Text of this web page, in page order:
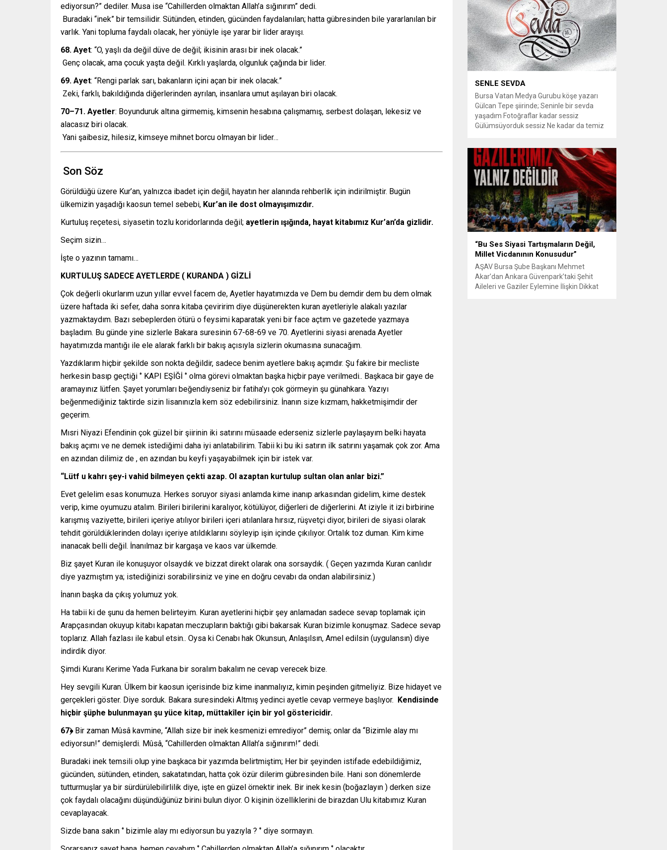
ediyorsun?” dediler. Musa ise “Cahillerden olmaktan Allah’a sığınırım” dedi.
Buradaki “inek” bir temsilidir. Sütünden, etinden, gücünden faydalanılan; hatta gübresinden bile yararlanılan bir
varlık. Yani topluma faydalı olacak, her yönüyle işe yarar bir lider arayışı.
68. Ayet: “O, yaşlı da değil düve de değil; ikisinin arası bir inek olacak.”
Genç olacak, ama çocuk yaşta değil. Kırklı yaşlarda, olgunluk çağında bir lider.
69. Ayet: “Rengi parlak sarı, bakanların içini açan bir inek olacak.”
Zeki, farklı, bakıldığında diğerlerinden ayrılan, insanlara umut aşılayan biri olacak.
70–71. Ayetler: Boyunduruk altına girmemiş, kimsenin hesabına çalışmamış, serbest dolaşan, lekesiz ve
alacasız biri olacak.
Yani şaibesiz, hilesiz, kimseye mihnet borcu olmayan bir lider…
Son Söz
Görüldüğü üzere Kur’an, yalnızca ibadet için değil, hayatın her alanında rehberlik için indirilmiştir. Bugün
ülkemizin yaşadığı kaosun temel sebebi, Kur’an ile dost olmayışımızdır.
Kurtuluş reçetesi, siyasetin tozlu koridorlarında değil; ayetlerin ışığında, hayat kitabımız Kur’an’da gizlidir.
Seçim sizin…
İşte o yazının tamamı…
KURTULUŞ SADECE AYETLERDE ( KURANDA ) GİZLİ
Çok değerli okurlarım uzun yıllar evvel facem de, Ayetler hayatımızda ve Dem bu demdir dem bu dem olmak
üzere haftada iki sefer, daha sonra kitaba çeviririm diye düşünerekten kuran ayetleriyle alakalı yazılar
yazmaktaydım. Bazı sebeplerden ötürü o feysimi kaparatak yeni bir face açtım ve gazetede yazmaya
başladım. Bu günde yine sizlerle Bakara suresinin 67-68-69 ve 70. Ayetlerini siyasi arenada Ayetler
hayatımızda mantığı ile ele alarak farklı bir bakış açısıyla sizlerin okumasına sunacağım.
Yazdıklarım hiçbir şekilde son nokta değildir, sadece benim ayetlere bakış açımdır. Şu fakire bir mecliste
herkesin basıp geçtiği ‘’ KAPI EŞİĞİ ‘’ olma görevi olmaktan başka hiçbir paye verilmedi.. Başkaca bir gaye de
aramayınız lütfen. Şayet yorumları beğendiyseniz bir fatiha’yı çok görmeyin şu günahkara. Yazıyı
beğenmediğiniz taktirde sizin lisanınızla kem söz edebilirsiniz. İnanın size kızmam, hakketmişimdir der
geçerim.
Mısri Niyazi Efendinin çok güzel bir şiirinin iki satırını müsaade ederseniz sizlerle paylaşayım belki hayata
bakış açımı ve ne demek istediğimi daha iyi anlatabilirim. Tabii ki bu iki satırın ilk satırını yaşamak çok zor. Ama
en azından dilimiz de , en azından bu keyfi yaşayabilmek için bir istek var.
“Lütf u kahrı şey-i vahid bilmeyen çekti azap. Ol azaptan kurtulup sultan olan anlar bizi.”
Evet gelelim esas konumuza. Herkes soruyor siyasi anlamda kime inanıp arkasından gidelim, kime destek
verip, kime oyumuzu atalım. Birileri birilerini karalıyor, kötülüyor, diğerleri de diğerlerini. At iziyle it izi birbirine
karışmış vaziyette, birileri içeriye atılıyor birileri içeri atılanlara hırsız, rüşvetçi diyor, birileri de siyasi olarak
tehdit görüldüklerinden dolayı içeriye atıldıklarını söyleyip işin içinde çıkılıyor. Ortalık toz duman. Kim kime
inanacak belli değil. İnanılmaz bir kargaşa ve kaos var ülkemde.
Biz şayet Kuran ile konuşuyor olsaydık ve bizzat direkt olarak ona sorsaydık. ( Geçen yazımda Kuran canlıdır
diye yazmıştım ya; istediğinizi sorabilirsiniz ve yine en doğru cevabı da ondan alabilirsiniz.)
İnanın başka da çıkış yolumuz yok.
Ha tabii ki de şunu da hemen belirteyim. Kuran ayetlerini hiçbir şey anlamadan sadece sevap toplamak için
Arapçasından okuyup kitabı kapatan meczupların baktığı gibi bakarsak Kuran bizimle konuşmaz. Sadece sevap
toplarız. Allah fazlası ile kabul etsin.. Oysa ki Cenabı hak Okunsun, Anlaşılsın, Amel edilsin (uygulansın) diye
indirdik diyor.
Şimdi Kuranı Kerime Yada Furkana bir soralım bakalım ne cevap verecek bize.
Hey sevgili Kuran. Ülkem bir kaosun içerisinde biz kime inanmalıyız, kimin peşinden gitmeliyiz. Bize hidayet ve
gerçekleri göster. Diye sorduk. Bakara suresindeki Altmış yedinci ayetle cevap vermeye başlıyor. Kendisinde
hiçbir şüphe bulunmayan şu yüce kitap, müttakîler için bir yol göstericidir.
67﴿Bir zaman Mûsâ kavmine, “Allah size bir inek kesmenizi emrediyor” demiş; onlar da “Bizimle alay mı
ediyorsun!” demişlerdi. Mûsâ, “Cahillerden olmaktan Allah’a sığınırım!” dedi.
Buradaki inek temsili olup yine başkaca bir yazımda belirtmiştim; Her bir şeyinden istifade edebildiğimiz,
gücünden, sütünden, etinden, sakatatından, hatta çok özür dilerim gübresinden bile. Hani son dönemlerde
tutturmuşlar ya bir sürdürülebilirlilik diye, işte en güzel örnektir inek. Bir inek kesin (boğazlayın ) derken size
çok faydalı olacağını düşündüğünüz birini bulun diyor. O kişinin özelliklerini de birazdan Ulu kitabımız Kuran
cevaplayacak.
Sizde bana sakın ‘’ bizimle alay mı ediyorsun bu yazıyla ? ‘’ diye sormayın.
emeklilik haklarının yeniden düzenlenmesi
talebiyle TBMM Dilekçe Komisyonu ve
Cumhurbaşkanlığı İletişim Merkezi
(CİMER) üzerinden resmi başvurular
yapılması çağrısında bulunuyor. Son
dönemde sosyal medya platformlarında
en çok konuşulan konular arasında...
SENLE SEVDA
Bursa Vatan Medya Gurubu köşe yazarı
Gülcan Tepe şiirinde; Seninle bir sevda
yaşadım Fotoğraflar kadar sessiz
Gülümsüyorduk sessiz Ne kadar da temiz
bakışın yetiyordu gözlerime Dünyayı
tutturmaya ben de Kalbim Sen Diye çırpınıp
duruyordu Zamana yarışıyordu inat Hayata
Senle...
“Bu Ses Siyasi Tartışmaların Değil,
Millet Vicdanının Konusudur”
AŞAV Bursa Şube Başkanı Mehmet
Akar’dan Ankara Güvenpark’taki Şehit
Aileleri ve Gaziler Eylemine İlişkin Dikkat